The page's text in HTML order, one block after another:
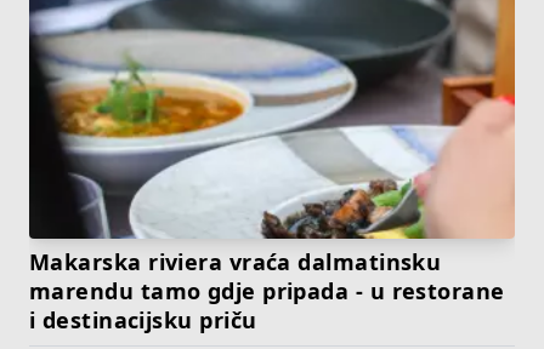
Makarska riviera vraća dalmatinsku
marendu tamo gdje pripada - u restorane
i destinacijsku priču